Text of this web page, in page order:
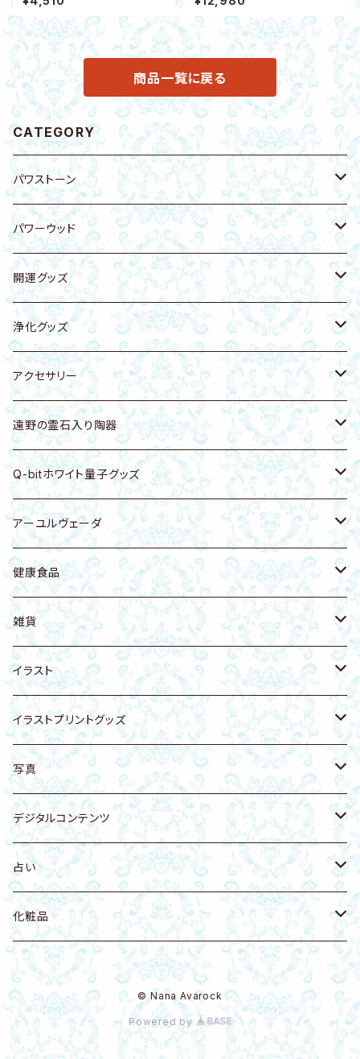
イト・星型ヘマタイト 開運 健康
邪気除け
アクアマリン・ラリマー・シトリ
ン・シェルパール 金運 恋愛運 邪
気除け
商品一覧に戻る
CATEGORY
パワストーン
原石
ブレスレット
キーホルダー・バッグチャーム
浄化トレー
シートタイプ
ピアス・イヤリング・イヤーカフ
ネックレス
ヘアゴム
雑貨
アンクレット
遠野の霊石入り陶器
天然石付きイラスト・写真
リング
置物
Ｔシャツ・衣類
化粧品
パワーウッド
ブレスレット
キーホルダー・ストラップ
置物
浄化グッズ
開運グッズ
エナジープレート
キーホルダー・バッグチャーム
ブレスレット
ピアス・イヤリング
ネックレス
リング
置物
アンクレット
龍体文字
雑貨
アート
浄化グッズ
天然石
ホワイトセージ
パロサント
お香
天然木
アクセサリー
アクセサリーホルダー
ピアス・イヤリング・イヤーカフ
キーホルダー・バッグチャーム
ブレスレット
ネックレス
リング
ヘアゴム
遠野の霊石入り陶器
食器・浄化皿
カッサ・ツボ押し
アクセサリー
植木鉢
Q-bitホワイト量子グッズ
健康グッズ
アーユルヴェーダ
カンサマッサージツール
フェイシャル講座
健康食品
健康ケア商品
健康食品
天然塩
無添加生コラーゲン
アーユルヴェーダ
雑貨
猫グッズ
犬グッズ
スカルグッズ
イラストカード
壁かけアート
龍グッズ
アマビエグッズ
モビール
イラスト
動物・生き物
猫
猫科
犬
人物
開運・天使・神聖幾何学
花・自然
虹 レインボー
花 フラワー
海・海の生き物
神獣・幻獣・伝説の生き物
龍・ドラゴン
イラストプリントグッズ
Tシャツ
バッグ
ファブリックボード
タオル
アクリルグッズ
写真
空・月・太陽・虹
自然・山・植物・花
寺社仏閣
デジタルコンテンツ
Music
健康法
写真
占い
八百万の神開運歴 守護神鑑定書
八百万の神開運歴 密霊鑑定書
化粧品
DIAMO（ダイヤモンドパウダー入）
Q-bitホワイト量子
© Nana Avarock
Powered by